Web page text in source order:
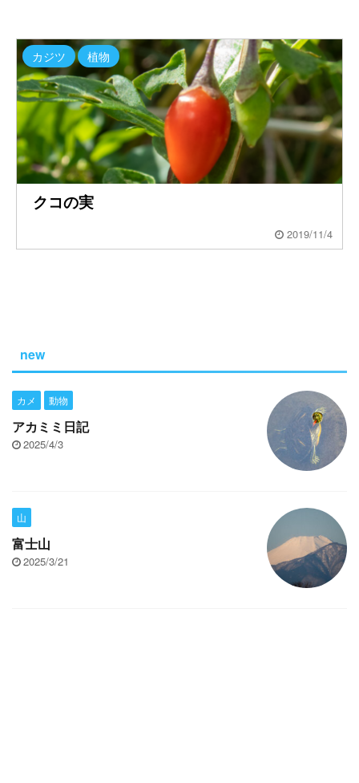
カジツ 植物
クコの実
2019/11/4
new
カメ
動物
アカミミ日記
2025/4/3
山
富士山
2025/3/21